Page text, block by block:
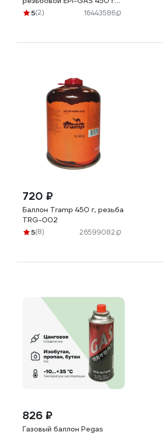
Корея 140541
5(2) 16443586
720 ₽
Баллон Tramp 450 г, резьба
TRG-002
5(8) 26599082
826 ₽
Газовый баллон Pegas